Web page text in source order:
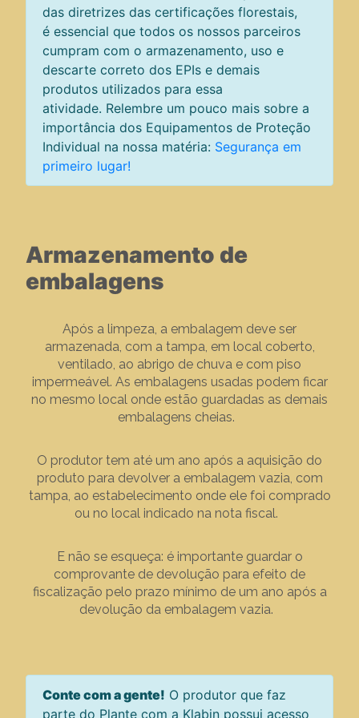
das diretrizes das certificações florestais,
é essencial que todos os nossos parceiros
cumpram com o armazenamento, uso e
descarte correto dos EPIs e demais
produtos utilizados para essa
atividade. Relembre um pouco mais sobre a
importância dos Equipamentos de Proteção
Individual na nossa matéria: Segurança em
primeiro lugar!
Armazenamento de
embalagens
Após a limpeza, a embalagem deve ser
armazenada, com a tampa, em local coberto,
ventilado, ao abrigo de chuva e com piso
impermeável. As embalagens usadas podem ficar
no mesmo local onde estão guardadas as demais
embalagens cheias.
O produtor tem até um ano após a aquisição do
produto para devolver a embalagem vazia, com
tampa, ao estabelecimento onde ele foi comprado
ou no local indicado na nota fiscal.
E não se esqueça: é importante guardar o
comprovante de devolução para efeito de
fiscalização pelo prazo mínimo de um ano após a
devolução da embalagem vazia.
Conte com a gente! O produtor que faz
parte do Plante com a Klabin possui acesso